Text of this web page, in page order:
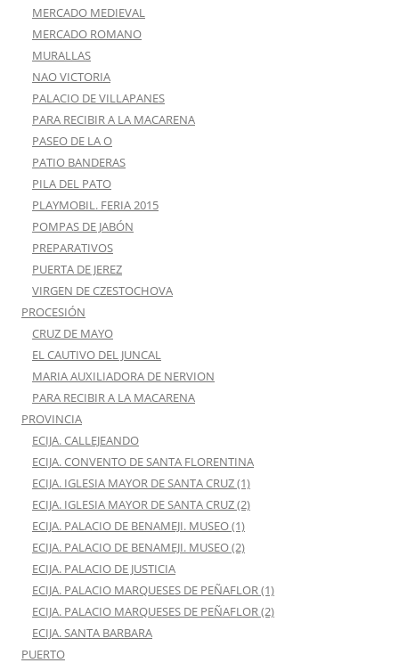
MERCADO MEDIEVAL
MERCADO ROMANO
MURALLAS
NAO VICTORIA
PALACIO DE VILLAPANES
PARA RECIBIR A LA MACARENA
PASEO DE LA O
PATIO BANDERAS
PILA DEL PATO
PLAYMOBIL. FERIA 2015
POMPAS DE JABÓN
PREPARATIVOS
PUERTA DE JEREZ
VIRGEN DE CZESTOCHOVA
PROCESIÓN
CRUZ DE MAYO
EL CAUTIVO DEL JUNCAL
MARIA AUXILIADORA DE NERVION
PARA RECIBIR A LA MACARENA
PROVINCIA
ECIJA. CALLEJEANDO
ECIJA. CONVENTO DE SANTA FLORENTINA
ECIJA. IGLESIA MAYOR DE SANTA CRUZ (1)
ECIJA. IGLESIA MAYOR DE SANTA CRUZ (2)
ECIJA. PALACIO DE BENAMEJI. MUSEO (1)
ECIJA. PALACIO DE BENAMEJI. MUSEO (2)
ECIJA. PALACIO DE JUSTICIA
ECIJA. PALACIO MARQUESES DE PEÑAFLOR (1)
ECIJA. PALACIO MARQUESES DE PEÑAFLOR (2)
ECIJA. SANTA BARBARA
PUERTO